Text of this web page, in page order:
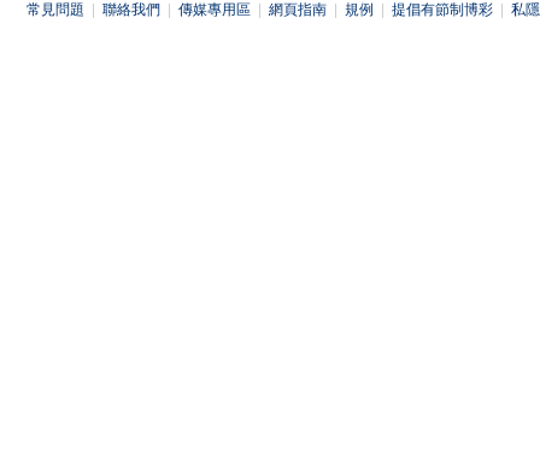
常見問題 聯絡我們 傳媒專用區 網頁指南 規例 提倡有節制博彩 私